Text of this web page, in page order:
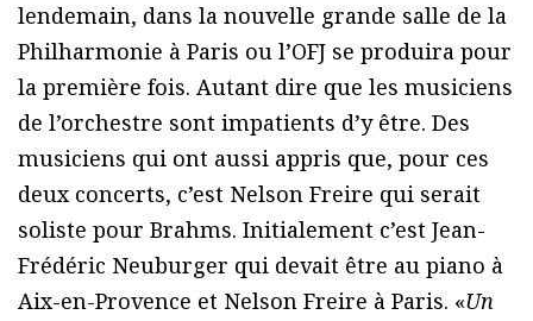
lendemain, dans la nouvelle grande salle de la
Philharmonie à Paris ou l’OFJ se produira pour
la première fois. Autant dire que les musiciens
de l’orchestre sont impatients d’y être. Des
musiciens qui ont aussi appris que, pour ces
deux concerts, c’est Nelson Freire qui serait
soliste pour Brahms. Initialement c’est Jean-
Frédéric Neuburger qui devait être au piano à
Aix-en-Provence et Nelson Freire à Paris. «Un